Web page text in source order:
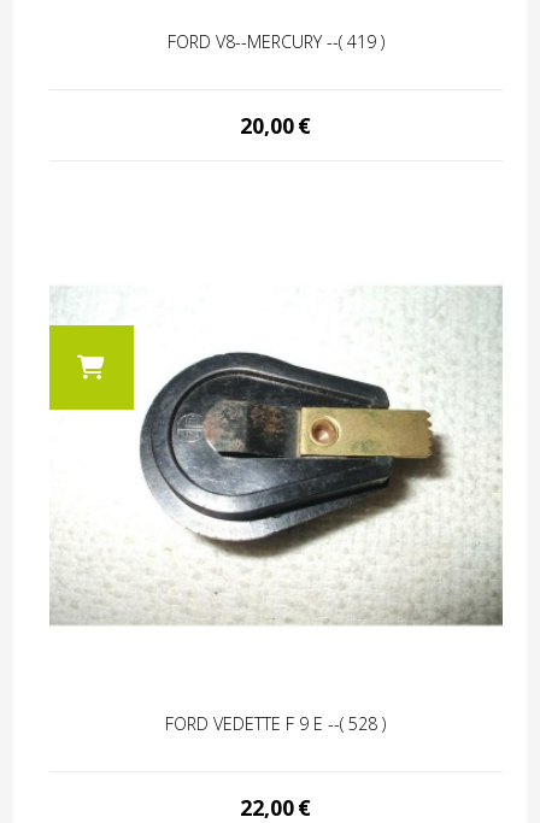
FORD V8--MERCURY --( 419 )
20,00€
FORD VEDETTE F 9 E --( 528 )
22,00€